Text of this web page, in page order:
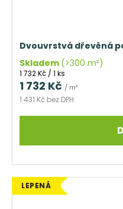
Dvouvrstvá dřevěná
Skladem (>300 m²)
1 431 Kč bez DPH
1 732 Kč / m²
Měrná
cena:
1 732 Kč / 1 ks
LEPENÁ